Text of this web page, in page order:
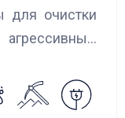
для очистки